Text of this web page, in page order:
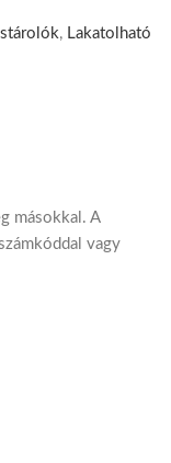
, Lakatolható
másokkal. A
vagy